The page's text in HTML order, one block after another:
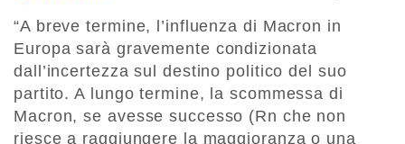
“A breve termine, l’influenza di Macron in
Europa sarà gravemente condizionata
dall’incertezza sul destino politico del suo
partito. A lungo termine, la scommessa di
Macron, se avesse successo (Rn che non
riesce a raggiungere la maggioranza o una